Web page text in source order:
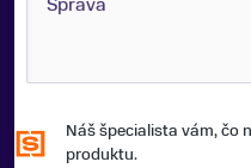
Náš špecialista vám, čo
produktu.